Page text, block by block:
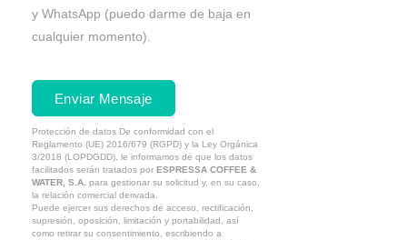
y WhatsApp (puedo darme de baja en
cualquier momento).
Enviar Mensaje
Protección de datos De conformidad con el
Reglamento (UE) 2016/679 (RGPD) y la Ley Orgánica
3/2018 (LOPDGDD), le informamos de que los datos
facilitados serán tratados por ESPRESSA COFFEE &
WATER, S.A. para gestionar su solicitud y, en su caso,
la relación comercial derivada.
Puede ejercer sus derechos de acceso, rectificación,
supresión, oposición, limitación y portabilidad, así
como retirar su consentimiento, escribiendo a